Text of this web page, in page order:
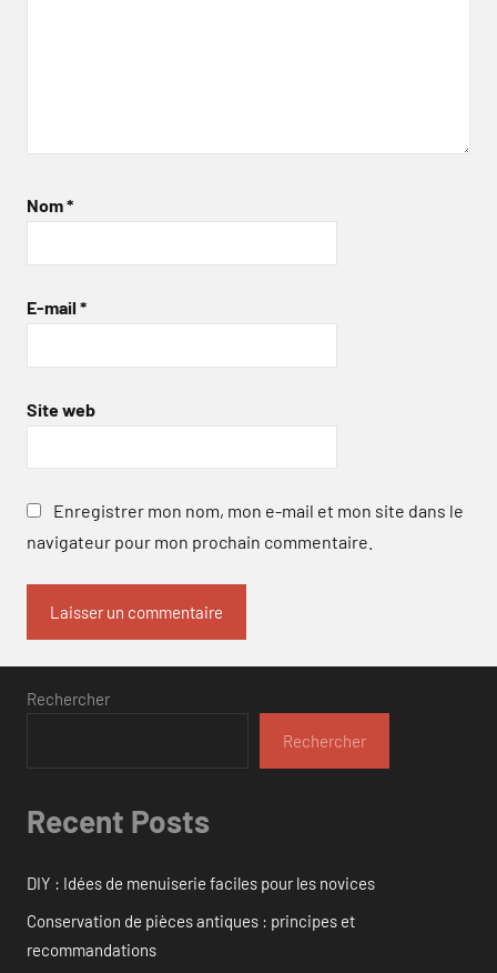
Nom*
E-mail *
Site web
Enregistrer mon nom, mon e-mail et mon site dans le
navigateur pour mon prochain commentaire.
Rechercher
Rechercher
Recent Posts
DIY : Idées de menuiserie faciles pour les novices
Conservation de pièces antiques : principes et
recommandations